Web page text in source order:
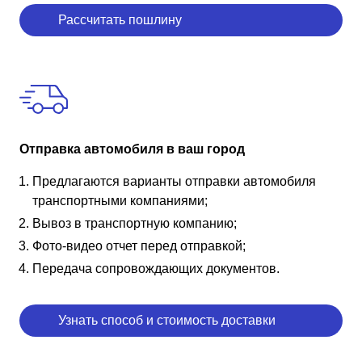
Рассчитать пошлину
Отправка автомобиля в ваш город
Предлагаются варианты отправки автомобиля
транспортными компаниями;
Вывоз в транспортную компанию;
Фото-видео отчет перед отправкой;
Передача сопровождающих документов.
Узнать способ и стоимость доставки